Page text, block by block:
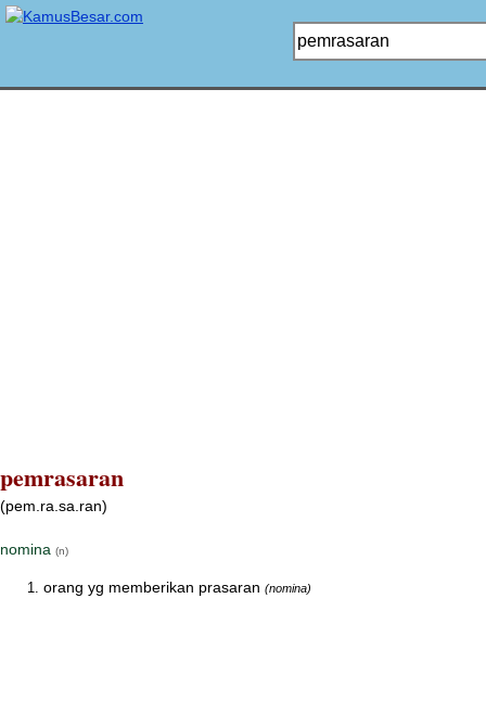
pemrasaran
(pem.ra.sa.ran)
nomina (n)
orang yg memberikan prasaran (nomina)